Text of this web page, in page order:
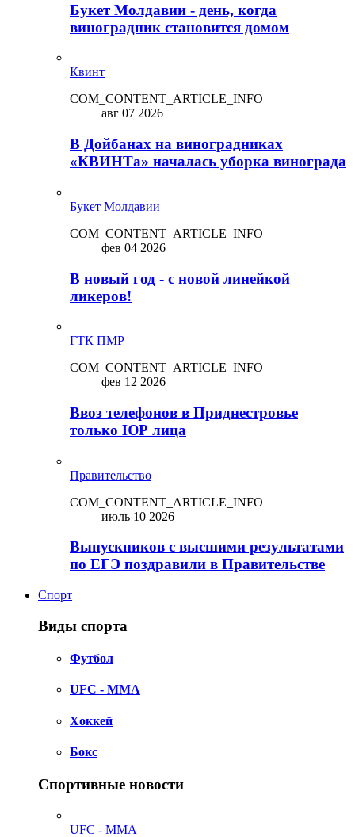
Букет Молдавии - день, когда
виноградник становится домом
Квинт
COM_CONTENT_ARTICLE_INFO
авг 07 2026
В Дойбанах на виноградниках
«КВИНТа» началась уборка винограда
Букет Молдавии
COM_CONTENT_ARTICLE_INFO
фев 04 2026
В новый год - с новой линейкой
ликepoв!
ГТК ПМР
COM_CONTENT_ARTICLE_INFO
фев 12 2026
Ввоз телефонов в Приднестровье
только ЮР лица
Правительство
COM_CONTENT_ARTICLE_INFO
июль 10 2026
Выпускников с высшими результатами
по ЕГЭ поздравили в Правительстве
Спорт
Виды спорта
Футбол
UFC - MMA
Хоккей
Бокс
Спортивные новости
UFC - MMA